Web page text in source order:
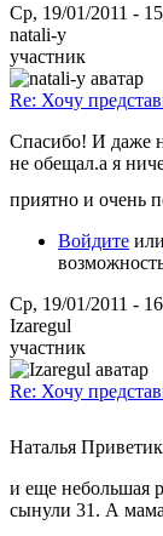
Ср, 19/01/2011 -
natali-y
участник
Re: Хочу
Спасибо! И даже
не обещал.а я
приятно и очень
Войдите или
Ср, 19/01/2011 -
Izaregul
участник
Re: Хочу
Наталья
и еще небольшая
сынули 31. А